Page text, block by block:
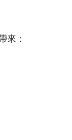
來：